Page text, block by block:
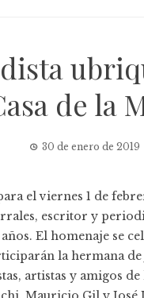
de la
30 de enero de 2019
el viernes 1 de
escritor y
El homenaje se
la hermana de
artistas y amigos